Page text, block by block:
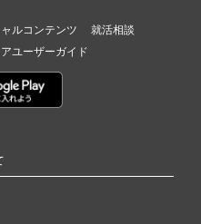
ルコンテンツ
就活相談
ユーザーガイド